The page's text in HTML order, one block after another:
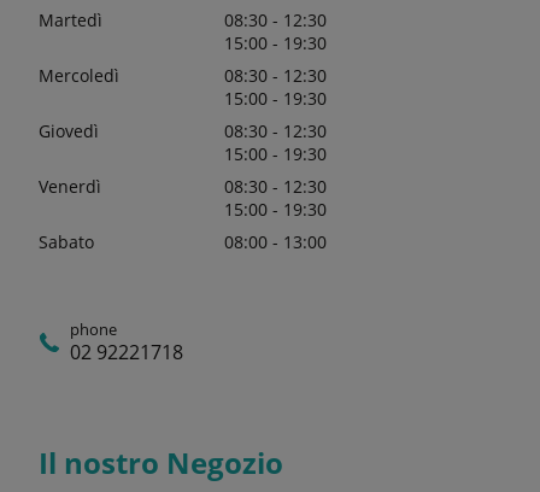
Martedì
08:30 - 12:30
15:00 - 19:30
Mercoledì
08:30 - 12:30
15:00 - 19:30
Giovedì
08:30 - 12:30
15:00 - 19:30
Venerdì
08:30 - 12:30
15:00 - 19:30
Sabato
08:00 - 13:00
phone
02 92221718
Il nostro Negozio